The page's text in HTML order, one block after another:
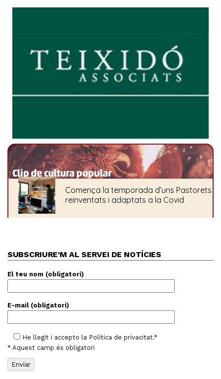
SUBSCRIURE’M AL SERVEI DE NOTÍCIES
El teu nom (obligatori)
E-mail (obligatori)
He llegit i accepto la Política de privacitat.*
* Aquest camp és obligatori